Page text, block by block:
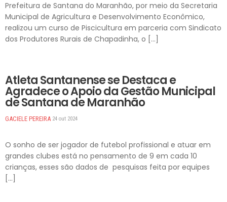
Prefeitura de Santana do Maranhão, por meio da Secretaria
Municipal de Agricultura e Desenvolvimento Econômico,
realizou um curso de Piscicultura em parceria com Sindicato
dos Produtores Rurais de Chapadinha, o […]
Atleta Santanense se Destaca e
Agradece o Apoio da Gestão Municipal
de Santana de Maranhão
GACIELE PEREIRA 24 out 2024
O sonho de ser jogador de futebol profissional e atuar em
grandes clubes está no pensamento de 9 em cada 10
crianças, esses são dados de pesquisas feita por equipes
[…]